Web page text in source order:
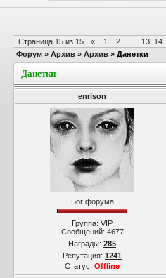
Страница 15 из 15 « 1 2 13 14
Форум » Архив » Архив » Данетки
Данетки
enrison
Бог форума
Группа: VIP
Сообщений: 4677
Награды: 285
Репутация: 1241
Статус: Offline